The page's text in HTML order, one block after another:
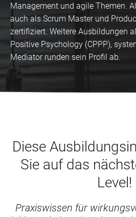
Management und agile Themen.
auch als Scrum Master und
zertifiziert. Weitere Ausbildungen
Positive Psychology (CPPP),
Mediator runden sein Profil ab.
Diese
Sie auf das
Level!
Praxiswissen für